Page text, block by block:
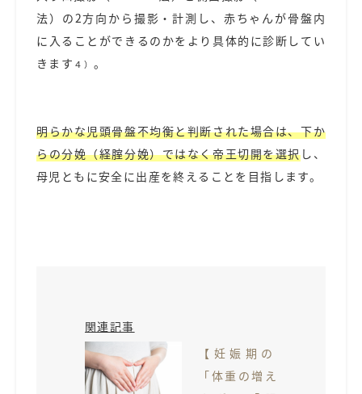
法）の2方向から撮影・計測し、赤ちゃんが骨盤内
に入ることができるのかをより具体的に診断してい
きます ４）。
明らかな児頭骨盤不均衡と判断された場合は、下か
らの分娩（経腟分娩）ではなく帝王切開を選択し、
母児ともに安全に出産を終えることを目指します。
関連記事
【妊娠期の
「体重の増え